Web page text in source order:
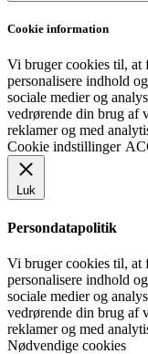
Cookie information
Vi bruger cookies til, at
personalisere indhold
sociale medier og
vedrørende din brug af
reklamer og med
Cookie indstillinger
Luk
Persondatapolitik
Vi bruger cookies til, at
personalisere indhold
sociale medier og
vedrørende din brug af
reklamer og med
Nødvendige cookies